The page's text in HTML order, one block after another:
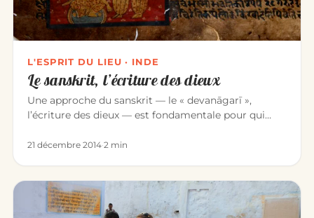
L'ESPRIT DU LIEU · INDE
Le sanskrit, l’écriture des dieux
Une approche du sanskrit — le « devanāgarī »,
l’écriture des dieux — est fondamentale pour qui
21 décembre 2014·2 min